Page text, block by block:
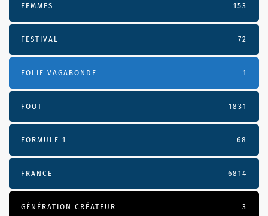
FEMMES 153
FESTIVAL 72
FOLIE VAGABONDE 1
FOOT 1831
FORMULE 1 68
FRANCE 6814
GÉNÉRATION CRÉATEUR 3